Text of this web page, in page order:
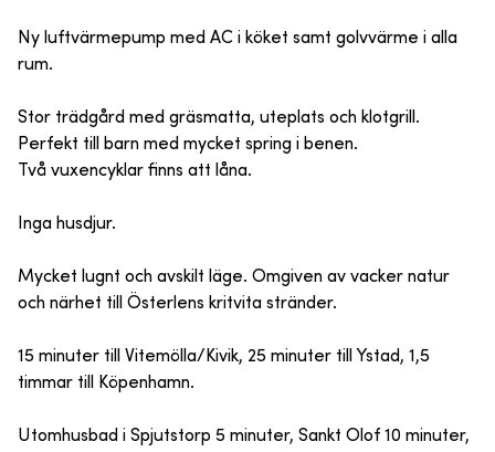
Ny luftvärmepump med AC i köket samt golvvärme i alla
rum.
Stor trädgård med gräsmatta, uteplats och klotgrill.
Perfekt till barn med mycket spring i benen.
Två vuxencyklar finns att låna.
Inga husdjur.
Mycket lugnt och avskilt läge. Omgiven av vacker natur
och närhet till Österlens kritvita stränder.
15 minuter till Vitemölla/Kivik, 25 minuter till Ystad, 1,5
timmar till Köpenhamn.
Utomhusbad i Spjutstorp 5 minuter, Sankt Olof 10 minuter,